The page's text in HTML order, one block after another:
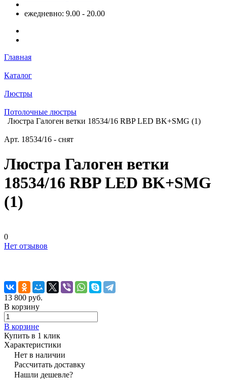
ежедневно: 9.00 - 20.00
Главная
Каталог
Люстры
Потолочные люстры
Люстра Галоген ветки 18534/16 RBP LED BK+SMG (1)
Арт. 18534/16 - снят
Люстра Галоген ветки
18534/16 RBP LED BK+SMG
(1)
0
Нет отзывов
13 800 руб.
В корзину
В корзине
Купить в 1 клик
Характеристики
Нет в наличии
Рассчитать доставку
Нашли дешевле?